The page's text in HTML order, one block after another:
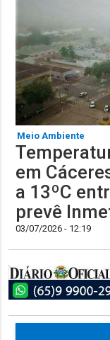
Meio Ambiente
em
a 13ºC
prevê
03/07/2026 - 12:19